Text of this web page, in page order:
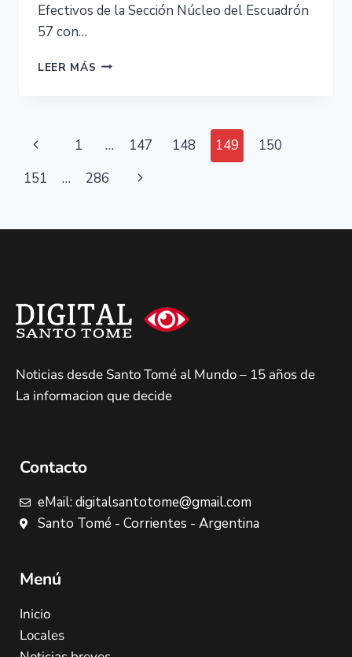
Efectivos de la Sección Núcleo del Escuadrón
57 con…
LEER MÁS
1 … 147 148 149
150
151
… 286
Noticias desde Santo Tomé al Mundo – 15 años de
La informacion que decide
Contacto
eMail: digitalsantotome@gmail.com
Santo Tomé - Corrientes - Argentina
Menú
Inicio
Locales